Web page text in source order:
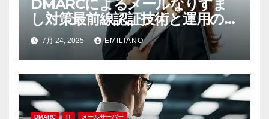
DMARCによるメールなりすま
し対策最前線認証技術と運用の実
践ポイント
7月 24, 2025 EMILIANO
DMARC IT メールサーバー